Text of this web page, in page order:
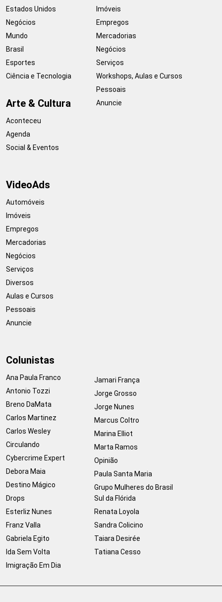
Estados Unidos
Negócios
Mundo
Brasil
Esportes
Ciência e Tecnologia
Arte & Cultura
Aconteceu
Agenda
Social & Eventos
Imóveis
Empregos
Mercadorias
Negócios
Serviços
Workshops, Aulas e Cursos
Pessoais
Anuncie
VideoAds
Automóveis
Imóveis
Empregos
Mercadorias
Negócios
Serviços
Diversos
Aulas e Cursos
Pessoais
Anuncie
Colunistas
Ana Paula Franco
Antonio Tozzi
Breno DaMata
Carlos Martinez
Carlos Wesley
Circulando
Cybercrime Expert
Debora Maia
Destino Mágico
Drops
Esterliz Nunes
Franz Valla
Gabriela Egito
Ida Sem Volta
Imigração Em Dia
Jamari França
Jorge Grosso
Jorge Nunes
Marcus Coltro
Marina Elliot
Marta Ramos
Opinião
Paula Santa Maria
Grupo Mulheres do Brasil
Sul da Flórida
Renata Loyola
Sandra Colicino
Taiara Desirée
Tatiana Cesso